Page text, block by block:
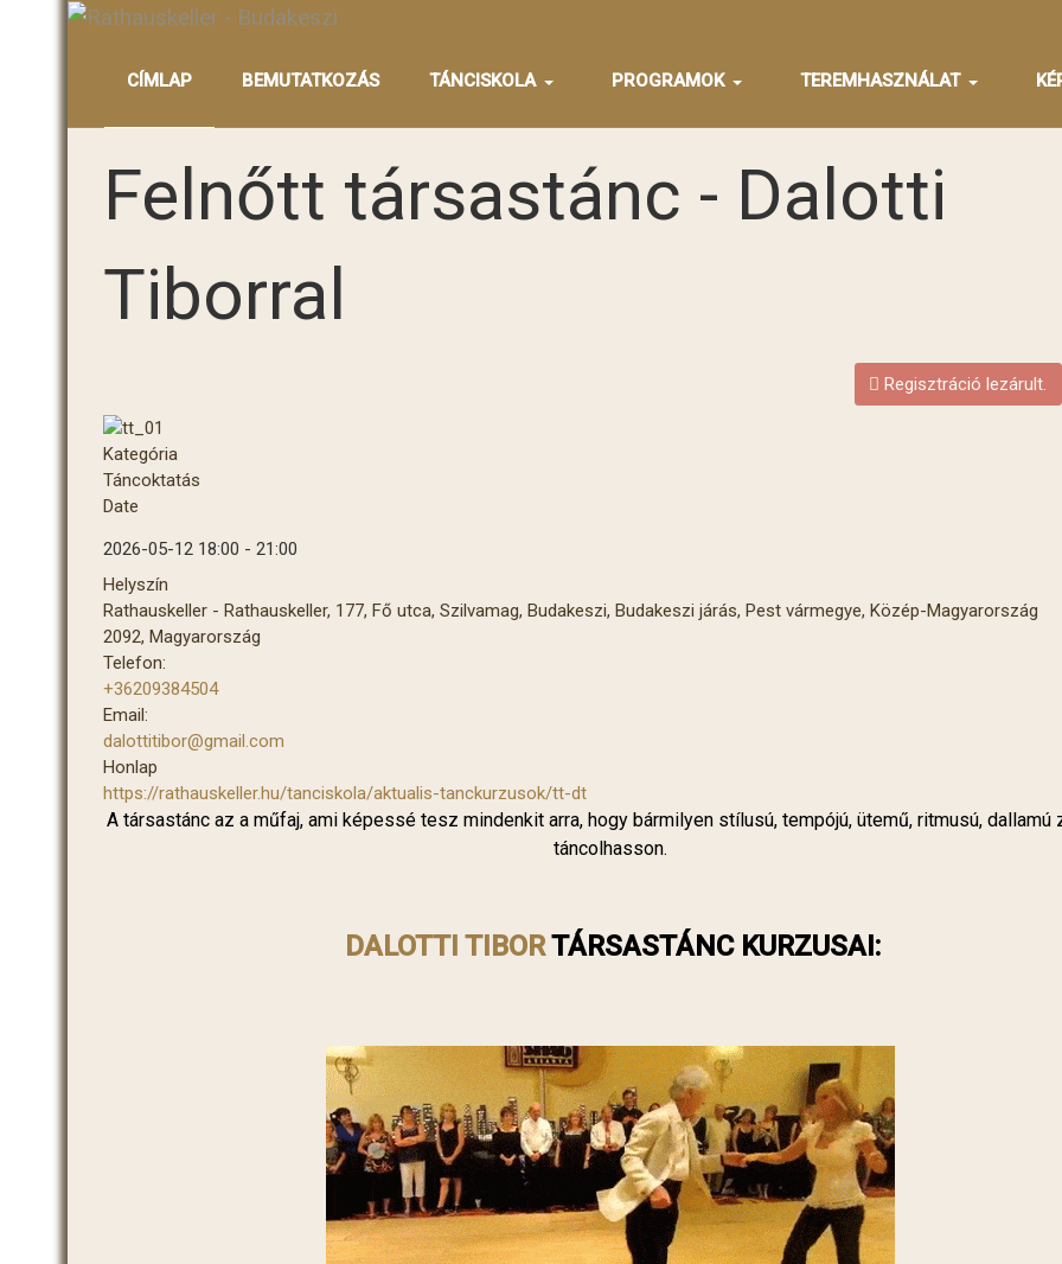
CÍMLAP BEMUTATKOZÁS TÁNCISKOLA PROGRAMOK TEREMHASZNÁLAT
Felnőtt társastánc - Dalotti
Tiborral
Regisztráció lezárult.
Kategória
Táncoktatás
Date
2026-05-12 18:00 - 21:00
Helyszín
Rathauskeller - Rathauskeller, 177, Fő utca, Szilvamag, Budakeszi, Budakeszi járás, Pest vármegye, Közép-Magyarország
2092, Magyarország
Telefon:
+36209384504
Email:
dalottitibor@gmail.com
Honlap
https://rathauskeller.hu/tanciskola/aktualis-tanckurzusok/tt-dt
A társastánc az a műfaj, ami képessé tesz mindenkit arra, hogy bármilyen stílusú, tempójú, ütemű, ritmusú, dallamú
táncolhasson.
DALOTTI TIBORTÁRSASTÁNC KURZUSAI: